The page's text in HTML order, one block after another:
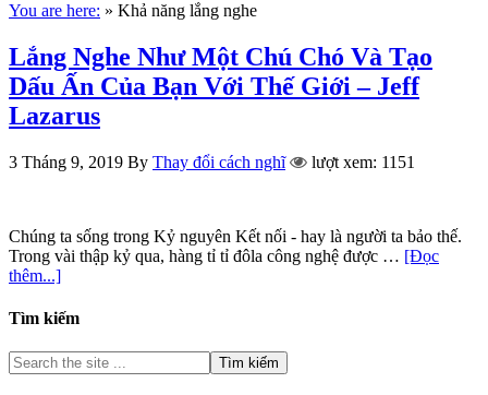
You are here: » Khả năng lắng nghe
Lắng Nghe Như Một Chú Chó Và Tạo
Dấu Ấn Của Bạn Với Thế Giới – Jeff
Lazarus
3 Tháng 9, 2019 By Thay đổi cách nghĩ lượt xem: 1151
Chúng ta sống trong Kỷ nguyên Kết nối - hay là người ta bảo thế.
Trong vài thập kỷ qua, hàng tỉ tỉ đôla công nghệ được … [Đọc
thêm...]
Tìm kiếm